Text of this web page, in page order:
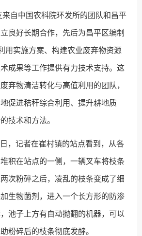
来自中国农科院环发所的团队和昌平
良好长期合作，先后为昌平区编制
用实施方案、构建农业废弃物资源
成果等工作提供有力技术支持。这
弃物清洁转化与高值利用的团队，
促进秸秆综合利用、提升耕地质
技术和方法。
，记者在崔村镇的站点看到，从各
积在站点的一侧，一辆叉车将枝条
次粉碎之后，凌乱的枝条变成了细
生物菌剂，进入一个长方形的防渗
池子上方有自动抛翻的机器，可以
粉碎后的枝条彻底发酵。